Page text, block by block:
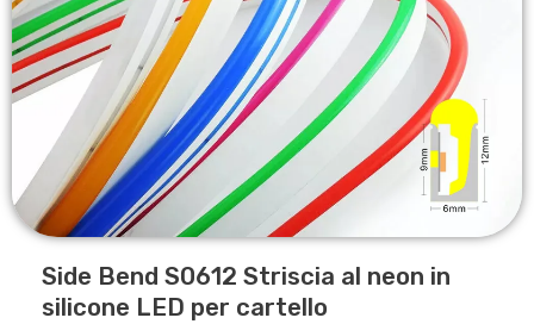
Side Bend S0612 Striscia al neon in
silicone LED per cartello